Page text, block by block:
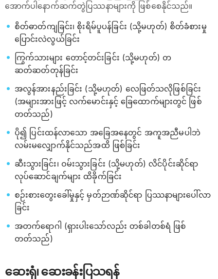
အောက်ပါနောက်ဆက်တွဲပြဿနာများကို ဖြစ်စေနိုင်သည်။
စိတ်ဓာတ်ကျခြင်း၊ စိုးရိမ်ပူပန်ခြင်း (သို့မဟုတ်) စိတ်ခံစားမှု
ပြောင်းလဲလွယ်ခြင်း
ကြွက်သားများ တောင့်တင်းခြင်း (သို့မဟုတ်) တ
ဆတ်ဆတ်တုန်ခြင်း
အလွန်အားနည်းခြင်း (သို့မဟုတ်) လေဖြတ်သလိုဖြစ်ခြင်း
(အများအားဖြင့် လက်မောင်းနှင့် ခြေထောက်များတွင် ဖြစ်
တတ်သည်)
ပို၍ ပြင်းထန်လာသော အခြေအနေတွင် အကူအညီမပါဘဲ
လမ်းမလျှောက်နိုင်သည်အထိ ဖြစ်ခြင်း
ဆီးသွားခြင်း၊ ဝမ်းသွားခြင်း (သို့မဟုတ်) လိင်ပိုင်းဆိုင်ရာ
လုပ်ဆောင်ချက်များ ထိခိုက်ခြင်း
စဉ်းစားတွေးခေါ်မှုနှင့် မှတ်ဉာဏ်ဆိုင်ရာ ပြဿနာများပေါ်လာ
ခြင်း
အတက်ရောဂါ (ရှားပါးသော်လည်း တစ်ခါတစ်ရံ ဖြစ်
တတ်သည်)
ဆေးရုံ၊ ဆေးခန်းပြသရန်